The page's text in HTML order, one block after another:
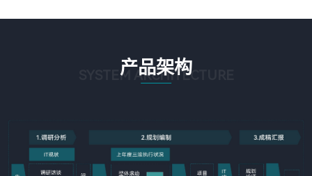
产品架构
SYSTEM ARCHITECTURE